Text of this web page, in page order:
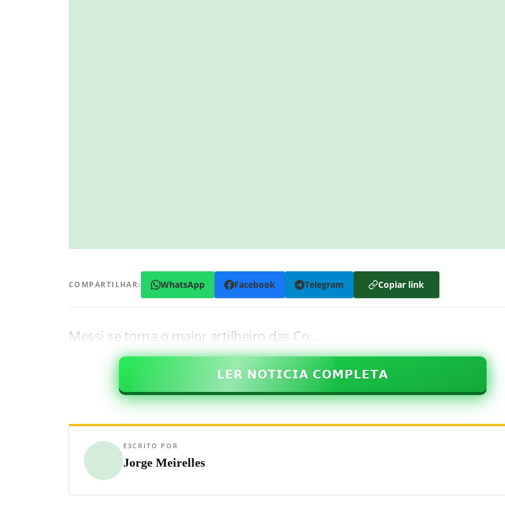
COMPARTILHAR: WhatsApp Facebook Telegram Copiar link
Messi se torna o maior artilheiro das Co…
𝗟𝗘𝗥 𝗡𝗢𝗧𝗜𝗖𝗜𝗔 𝗖𝗢𝗠𝗣𝗟𝗘𝗧𝗔
ESCRITO POR
Jorge Meirelles